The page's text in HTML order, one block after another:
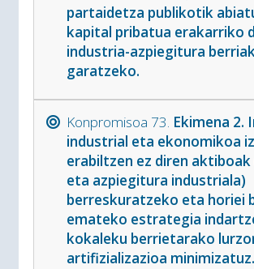
partaidetza publikotik
kapital pribatua erakarriko
industria-azpiegitura
garatzeko.
Konpromisoa 73. Ekimena 2.
industrial eta ekonomikoa
erabiltzen ez diren
eta azpiegitura industriala)
berreskuratzeko eta horiei
emateko estrategia
kokaleku berrietarako
artifizializazioa minimizatuz.